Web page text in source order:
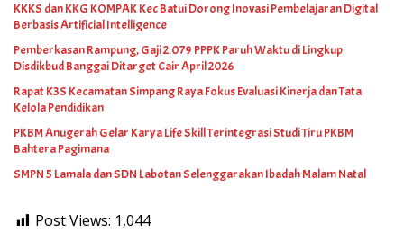
KKKS dan KKG KOMPAK Kec Batui Dorong Inovasi Pembelajaran Digital
Berbasis Artificial Intelligence
Pemberkasan Rampung, Gaji 2.079 PPPK Paruh Waktu di Lingkup
Disdikbud Banggai Ditarget Cair April 2026
Rapat K3S Kecamatan Simpang Raya Fokus Evaluasi Kinerja dan Tata
Kelola Pendidikan
PKBM Anugerah Gelar Karya Life Skill Terintegrasi Studi Tiru PKBM
Bahtera Pagimana
SMPN 5 Lamala dan SDN Labotan Selenggarakan Ibadah Malam Natal
Post Views: 1,044